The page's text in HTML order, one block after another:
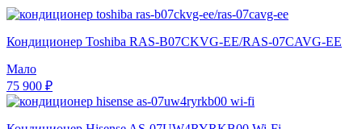
Кондиционер Toshiba RAS-B07CKVG-EE/RAS-07CAVG-EE
Мало
75 900 ₽